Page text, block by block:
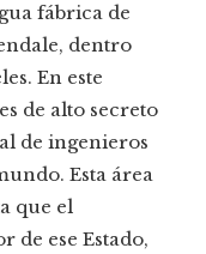
fábrica de
dentro
En este
de alto secreto
de ingenieros
Esta área
que el
de ese Estado,